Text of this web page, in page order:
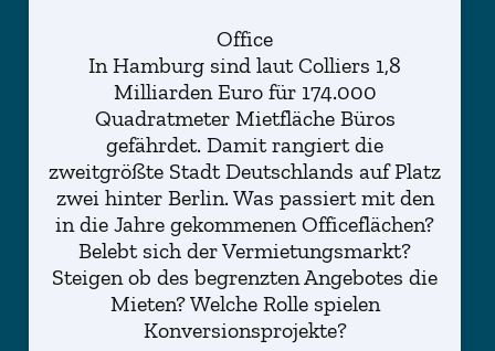
Office
In Hamburg sind laut Colliers 1,8
Milliarden Euro für 174.000
Quadratmeter Mietfläche Büros
gefährdet. Damit rangiert die
zweitgrößte Stadt Deutschlands auf Platz
zwei hinter Berlin. Was passiert mit den
in die Jahre gekommenen Officeflächen?
Belebt sich der Vermietungsmarkt?
Steigen ob des begrenzten Angebotes die
Mieten? Welche Rolle spielen
Konversionsprojekte?